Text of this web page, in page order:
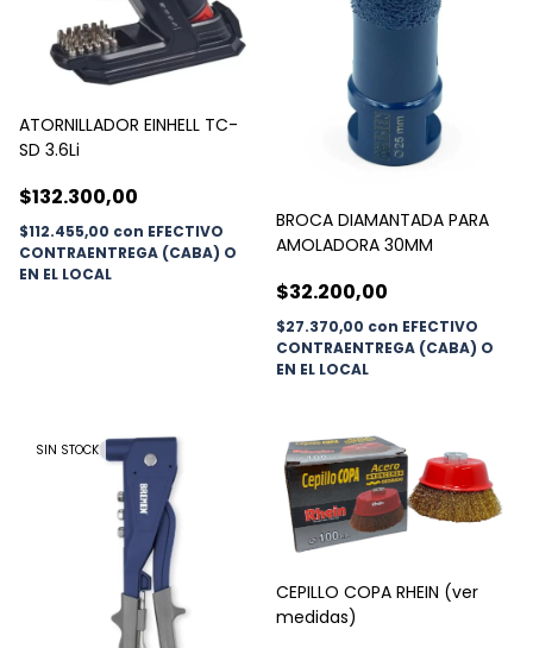
ATORNILLADOR EINHELL TC-
SD 3.6Li
$132.300,00
$112.455,00 con EFECTIVO
CONTRAENTREGA (CABA) O
EN EL LOCAL
BROCA DIAMANTADA PARA
AMOLADORA 30MM
$32.200,00
$27.370,00 con EFECTIVO
CONTRAENTREGA (CABA) O
EN EL LOCAL
SIN STOCK
CEPILLO COPA RHEIN (ver
medidas)